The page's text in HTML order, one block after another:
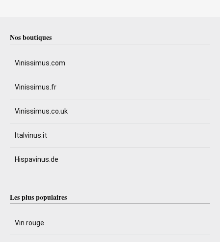
Nos boutiques
Vinissimus.com
Vinissimus.fr
Vinissimus.co.uk
Italvinus.it
Hispavinus.de
Les plus populaires
Vin rouge